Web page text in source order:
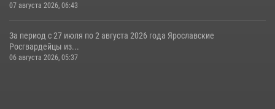
07 августа 2026, 06:43
За период с 27 июля по 2 августа 2026 года Ярославские
Росгвардейцы из...
06 августа 2026, 05:37